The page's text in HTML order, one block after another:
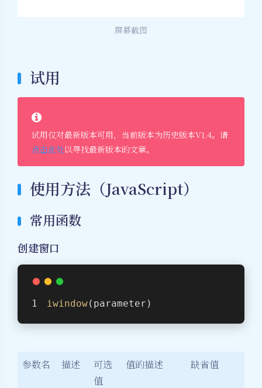
屏幕截图
试用
试用仅对最新版本可用，当前版本为历史版本V1.4。请
点击此处以寻找最新版本的文章。
使用方法（JavaScript）
常用函数
创建窗口
iwindow(parameter)
参数名 描述
可选
值
值的描述 缺省值